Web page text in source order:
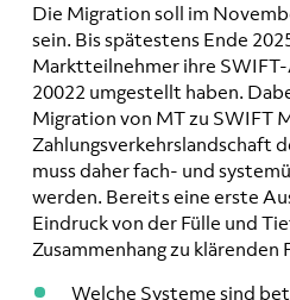
Die Migration soll im
sein. Bis spätestens Ende
Marktteilnehmer ihre
20022 umgestellt haben.
Migration von MT zu SWIFT
Zahlungsverkehrslandschaft
muss daher fach- und
werden. Bereits eine erste
Eindruck von der Fülle und
Zusammenhang zu klärenden
Welche Systeme sind